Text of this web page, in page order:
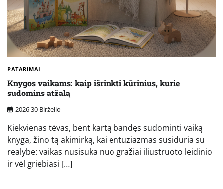
PATARIMAI
Knygos vaikams: kaip išrinkti kūrinius, kurie
sudomins atžalą
2026 30 Birželio
Kiekvienas tėvas, bent kartą bandęs sudominti vaiką
knyga, žino tą akimirką, kai entuziazmas susiduria su
realybe: vaikas nusisuka nuo gražiai iliustruoto leidinio
ir vėl griebiasi […]